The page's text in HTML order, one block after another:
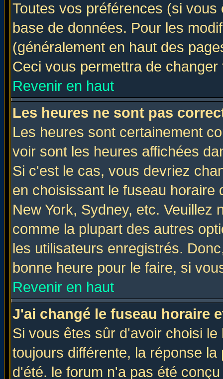
Toutes vos préférences (si
base de données. Pour les
(généralement en haut des
Ceci vous permettra de
Revenir en haut
Les heures ne sont pas
Les heures sont certainement
voir sont les heures affichées
Si c'est le cas, vous devriez
en choisissant le fuseau
New York, Sydney, etc. Veuillez
comme la plupart des autres
les utilisateurs enregistrés.
bonne heure pour le faire, si
Revenir en haut
J'ai changé le fuseau horaire
Si vous êtes sûr d'avoir choisi
toujours différente, la réponse
d'été. le forum n'a pas été